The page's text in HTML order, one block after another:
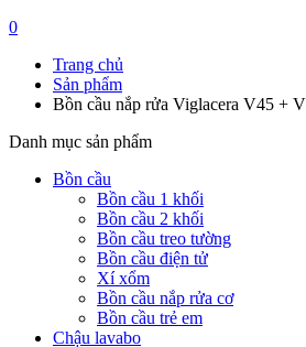
0
Trang chủ
Sản phẩm
Bồn cầu nắp rửa Viglacera V45 +
Danh mục sản phẩm
Bồn cầu
Bồn cầu 1 khối
Bồn cầu 2 khối
Bồn cầu treo tường
Bồn cầu điện tử
Xí xổm
Bồn cầu nắp rửa cơ
Bồn cầu trẻ em
Chậu lavabo